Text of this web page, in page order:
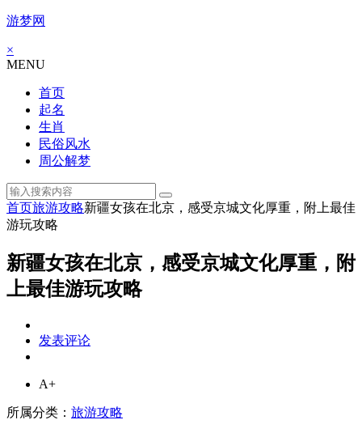
游梦网
×
MENU
首页
起名
生肖
民俗风水
周公解梦
首页旅游攻略新疆女孩在北京，感受京城文化厚重，附上最佳
游玩攻略
新疆女孩在北京，感受京城文化厚重，附
上最佳游玩攻略
发表评论
A+
所属分类： 旅游攻略